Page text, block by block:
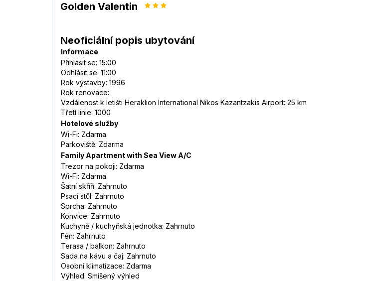
Golden Valentin
Neoficiální popis ubytování
Informace
Přihlásit se: 15:00
Odhlásit se: 11:00
Rok výstavby: 1996
Rok renovace:
Vzdálenost k letišti Heraklion International Nikos Kazantzakis Airport: 25 km
Třetí linie: 1000
Hotelové služby
Wi-Fi: Zdarma
Parkoviště: Zdarma
Family Apartment with Sea View A/C
Trezor na pokoji: Zdarma
Wi-Fi: Zdarma
Šatní skříň: Zahrnuto
Psací stůl: Zahrnuto
Sprcha: Zahrnuto
Konvice: Zahrnuto
Kuchyně / kuchyňská jednotka: Zahrnuto
Fén: Zahrnuto
Terasa / balkon: Zahrnuto
Sada na kávu a čaj: Zahrnuto
Osobní klimatizace: Zdarma
Výhled: Smíšený výhled